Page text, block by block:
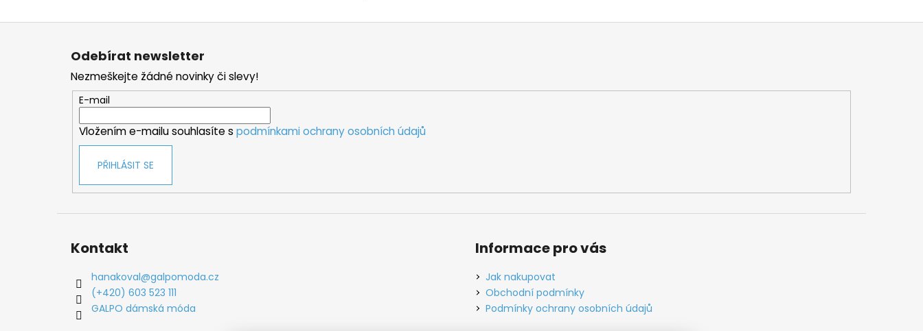
Z
Odebírat newsletter
Nezmeškejte žádné novinky či slevy!
E-mail
Vložením e-mailu souhlasíte s podmínkami ochrany osobních údajů
PŘIHLÁSIT SE
Kontakt
hanakoval@galpomoda.cz
(+420) 603 523 111
GALPO dámská móda
Informace pro vás
Jak nakupovat
Obchodní podmínky
Podmínky ochrany osobních údajů